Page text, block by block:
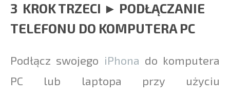
3 KROK TRZECI ► PODŁĄCZANIE
TELEFONU DO KOMPUTERA PC
Podłącz swojego iPhona do komputera
PC lub laptopa przy użyciu